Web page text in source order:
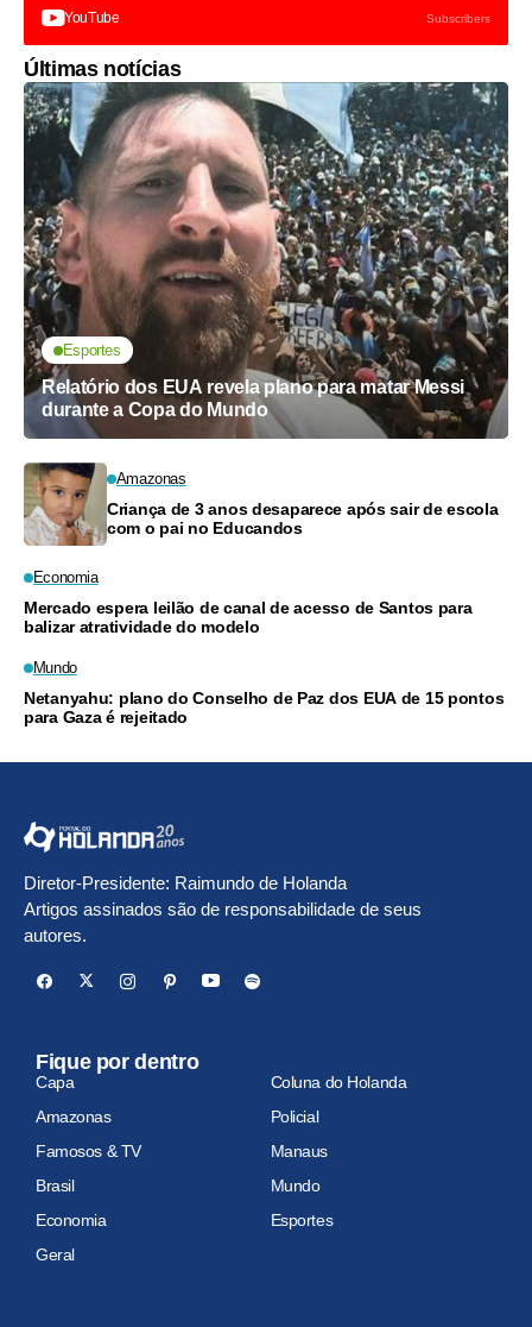
YouTube Subscribers
Últimas notícias
Esportes
Relatório dos EUA revela plano para matar Messi
durante a Copa do Mundo
Amazonas
Criança de 3 anos desaparece após sair de escola
com o pai no Educandos
Economia
Mercado espera leilão de canal de acesso de Santos para
balizar atratividade do modelo
Mundo
Netanyahu: plano do Conselho de Paz dos EUA de 15 pontos
para Gaza é rejeitado
Diretor-Presidente: Raimundo de Holanda
Artigos assinados são de responsabilidade de seus
autores.
Fique por dentro
Capa
Coluna do Holanda
Amazonas
Policial
Famosos & TV
Manaus
Brasil
Mundo
Economia
Esportes
Geral